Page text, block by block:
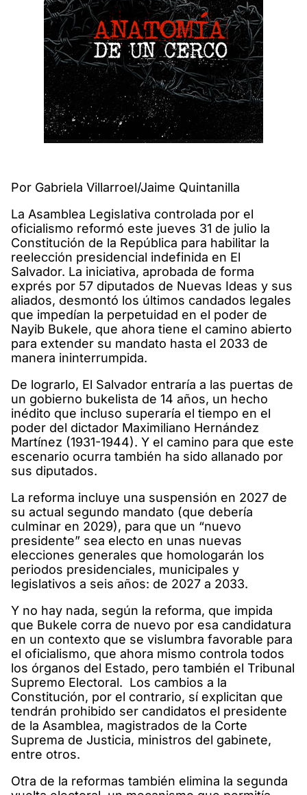
Por Gabriela Villarroel/Jaime Quintanilla
La Asamblea Legislativa controlada por el
oficialismo reformó este jueves 31 de julio la
Constitución de la República para habilitar la
reelección presidencial indefinida en El
Salvador. La iniciativa, aprobada de forma
exprés por 57 diputados de Nuevas Ideas y sus
aliados, desmontó los últimos candados legales
que impedían la perpetuidad en el poder de
Nayib Bukele, que ahora tiene el camino abierto
para extender su mandato hasta el 2033 de
manera ininterrumpida.
De lograrlo, El Salvador entraría a las puertas de
un gobierno bukelista de 14 años, un hecho
inédito que incluso superaría el tiempo en el
poder del dictador Maximiliano Hernández
Martínez (1931-1944). Y el camino para que este
escenario ocurra también ha sido allanado por
sus diputados.
La reforma incluye una suspensión en 2027 de
su actual segundo mandato (que debería
culminar en 2029), para que un “nuevo
presidente” sea electo en unas nuevas
elecciones generales que homologarán los
periodos presidenciales, municipales y
legislativos a seis años: de 2027 a 2033.
Y no hay nada, según la reforma, que impida
que Bukele corra de nuevo por esa candidatura
en un contexto que se vislumbra favorable para
el oficialismo, que ahora mismo controla todos
los órganos del Estado, pero también el Tribunal
Supremo Electoral. Los cambios a la
Constitución, por el contrario, sí explicitan que
tendrán prohibido ser candidatos el presidente
de la Asamblea, magistrados de la Corte
Suprema de Justicia, ministros del gabinete,
entre otros.
Otra de la reformas también elimina la segunda